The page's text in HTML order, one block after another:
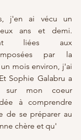
j'en ai vécu un
ans et demi.
liées aux
par la
mois environ, j'ai
Sophie Galabru a
sur mon coeur
à comprendre
de se préparer au
chère et qu'